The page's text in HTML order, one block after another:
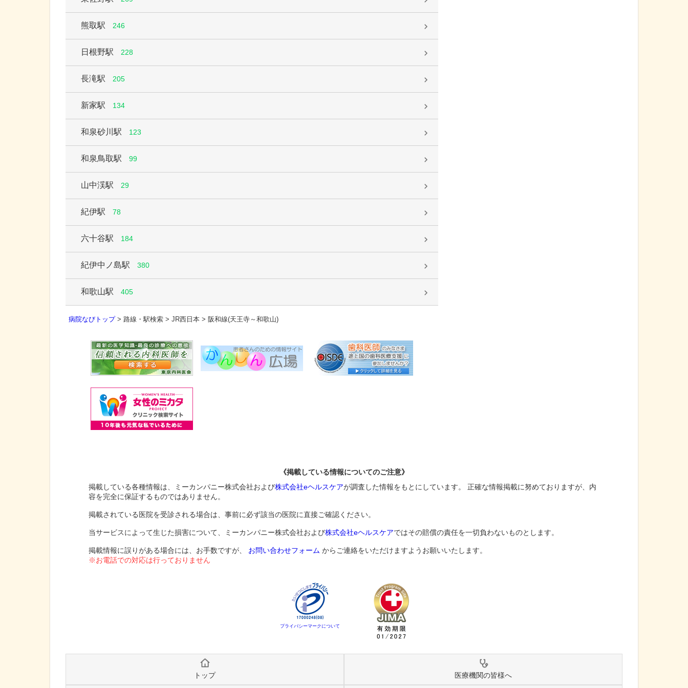
熊取駅 246
日根野駅 228
長滝駅 205
新家駅 134
和泉砂川駅 123
和泉鳥取駅 99
山中渓駅 29
紀伊駅 78
六十谷駅 184
紀伊中ノ島駅 380
和歌山駅 405
《掲載している情報についてのご注意》
掲載している各種情報は、ミーカンパニー株式会社および株式会社eヘルスケアが調査した情報をもとにしています。 正確な情報掲載に努めておりますが、内
容を完全に保証するものではありません。
掲載されている医院を受診される場合は、事前に必ず該当の医院に直接ご確認ください。
当サービスによって生じた損害について、ミーカンパニー株式会社および株式会社eヘルスケアではその賠償の責任を一切負わないものとします。
掲載情報に誤りがある場合には、お手数ですが、 お問い合わせフォーム からご連絡をいただけますようお願いいたします。
※お電話での対応は行っておりません
病院なびトップ> 路線・駅検索 > JR西日本 > 阪和線(天王寺～和歌山)
プライバシーマークについて
トップ 医療機関の皆様へ